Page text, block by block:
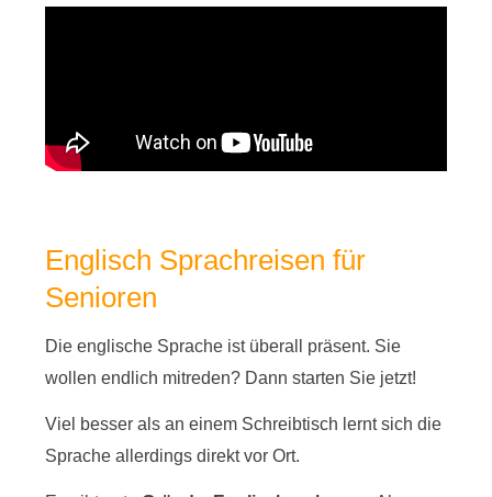
Englisch Sprachreisen für
Senioren
Die englische Sprache ist überall präsent. Sie
wollen endlich mitreden? Dann starten Sie jetzt!
Viel besser als an einem Schreibtisch lernt sich die
Sprache allerdings direkt vor Ort.